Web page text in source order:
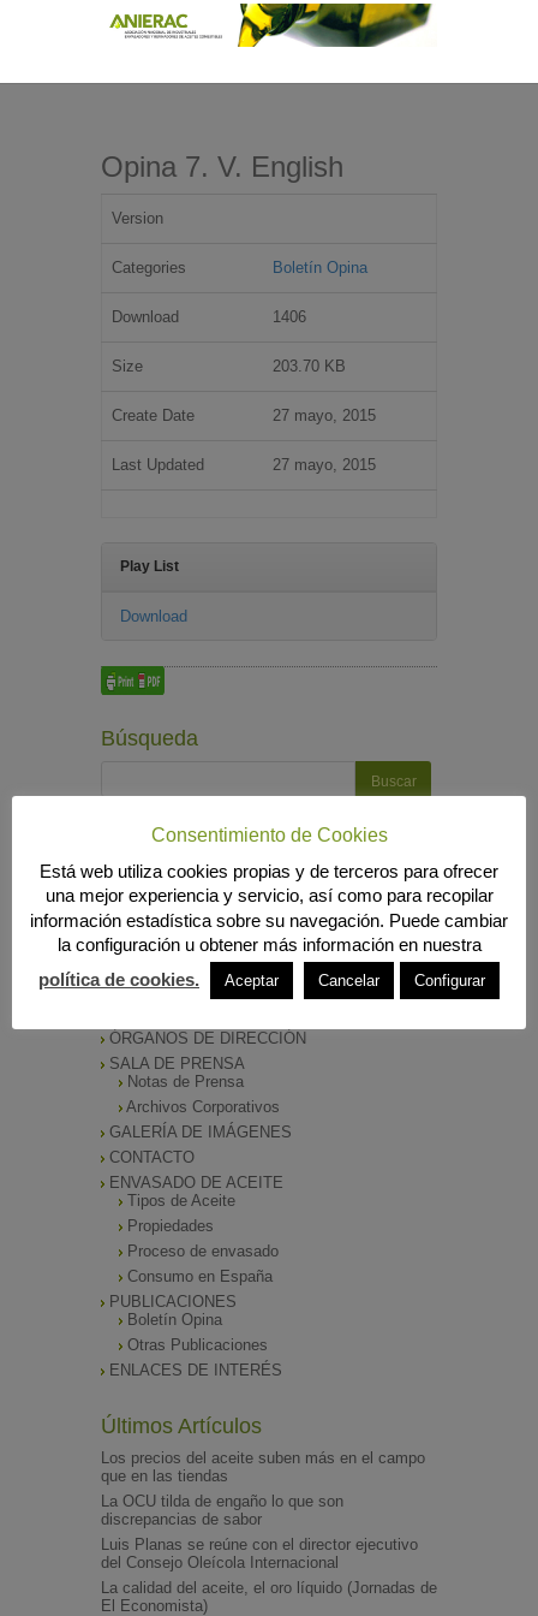
Opina 7. V. English
Version
Categories Boletín Opina
Download 1406
Size 203.70 KB
Create Date 27 mayo, 2015
Last Updated 27 mayo, 2015
Play List
Download
Búsqueda
MENÚ PRINCIPAL
INICIO
ANIERAC
Presentación
Funciones
Listado de Asociados
Listado Completo
ÓRGANOS DE DIRECCIÓN
SALA DE PRENSA
Notas de Prensa
Archivos Corporativos
GALERÍA DE IMÁGENES
CONTACTO
ENVASADO DE ACEITE
Tipos de Aceite
Propiedades
Proceso de envasado
Consumo en España
PUBLICACIONES
Boletín Opina
Otras Publicaciones
ENLACES DE INTERÉS
Últimos Artículos
Los precios del aceite suben más en el campo
que en las tiendas
La OCU tilda de engaño lo que son
discrepancias de sabor
Luis Planas se reúne con el director ejecutivo
del Consejo Oleícola Internacional
La calidad del aceite, el oro líquido (Jornadas de
El Economista)
Consentimiento de Cookies
Está web utiliza cookies propias y de terceros para ofrecer
una mejor experiencia y servicio, así como para recopilar
información estadística sobre su navegación. Puede cambiar
la configuración u obtener más información en nuestra
política de cookies.
Aceptar Cancelar Configurar